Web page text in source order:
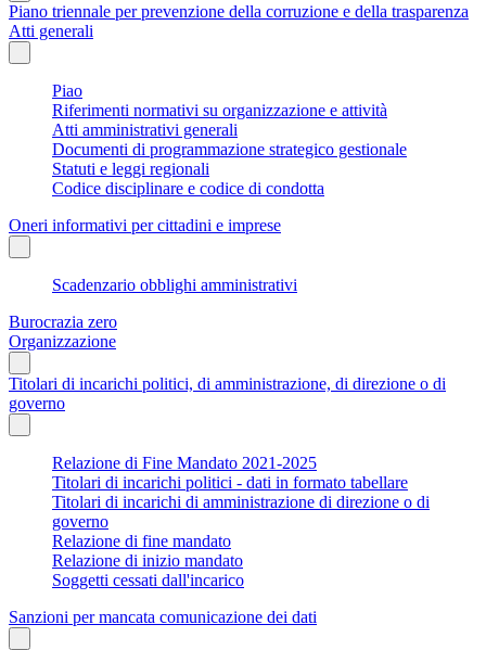
Piano triennale per prevenzione della corruzione e della trasparenza
Atti generali
Piao
Riferimenti normativi su organizzazione e attività
Atti amministrativi generali
Documenti di programmazione strategico gestionale
Statuti e leggi regionali
Codice disciplinare e codice di condotta
Oneri informativi per cittadini e imprese
Scadenzario obblighi amministrativi
Burocrazia zero
Organizzazione
Titolari di incarichi politici, di amministrazione, di direzione o di
governo
Relazione di Fine Mandato 2021-2025
Titolari di incarichi politici - dati in formato tabellare
Titolari di incarichi di amministrazione di direzione o di
governo
Relazione di fine mandato
Relazione di inizio mandato
Soggetti cessati dall'incarico
Sanzioni per mancata comunicazione dei dati